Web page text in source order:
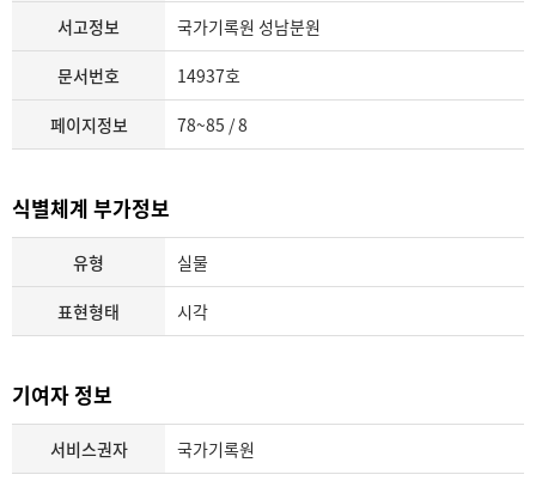
서고정보 국가기록원 성남분원
문서번호 14937호
페이지정보 78~85 / 8
식별체계 부가정보
유형 실물
표현형태 시각
기여자 정보
서비스권자 국가기록원